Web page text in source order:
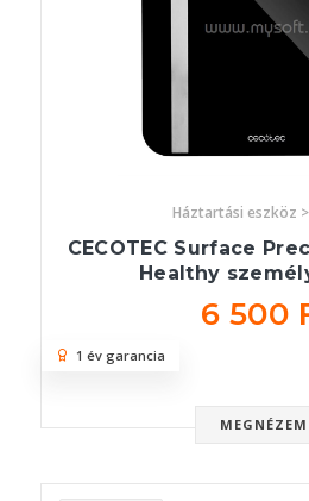
Háztartási eszköz
CECOTEC Surface
Healthy
6 500
MEGNÉZEM
1 év garancia